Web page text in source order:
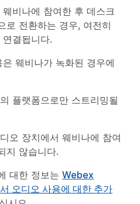
비나에 참여한 후 데스크
로 전환하는 경우, 여전히
결됩니다.
웨비나가 녹화된 경우에
플랫폼으로만 스트리밍될
오 장치에서 웨비나에 참여
지 않습니다.
대한 정보는 Webex
오디오 사용에 대한 추가